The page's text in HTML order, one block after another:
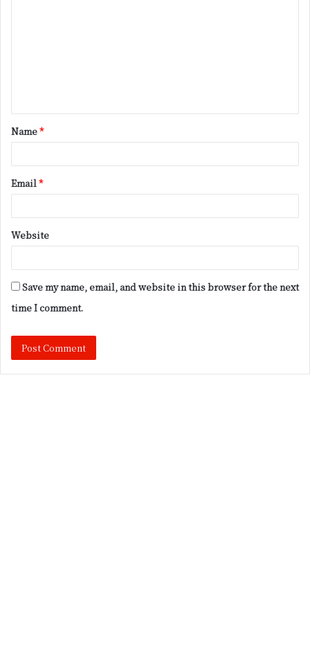
t
*
Name*
Email*
Website
Save my name, email, and website in this browser for the next
time I comment.